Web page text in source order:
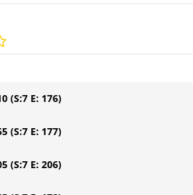
(S:7 E: 176)
(S:7 E: 177)
(S:7 E: 206)